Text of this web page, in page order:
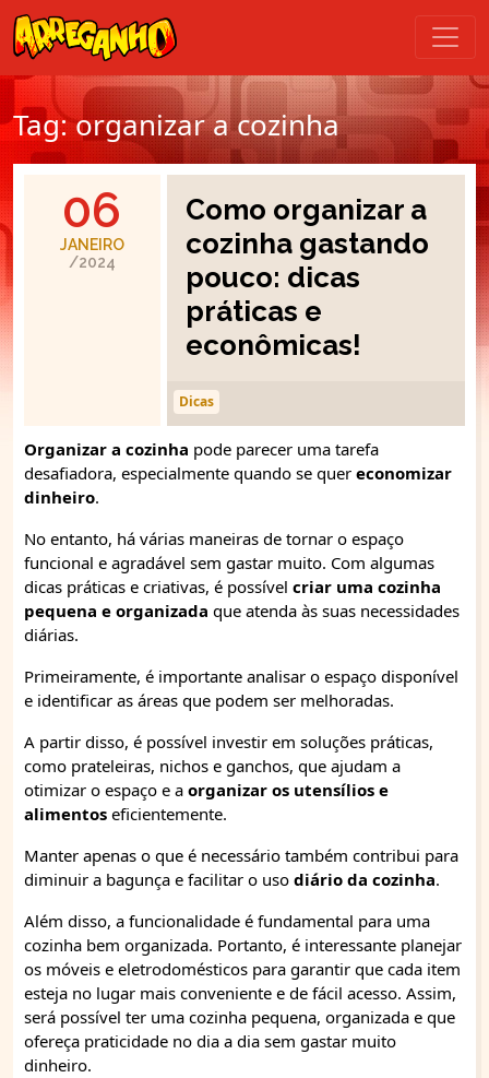
Tag:organizar a cozinha
06
JANEIRO
/2024
Como organizar a
cozinha gastando
pouco: dicas
práticas e
econômicas!
Dicas
Organizar a cozinha pode parecer uma tarefa
desafiadora, especialmente quando se quer economizar
dinheiro.
No entanto, há várias maneiras de tornar o espaço
funcional e agradável sem gastar muito. Com algumas
dicas práticas e criativas, é possível criar uma cozinha
pequena e organizada que atenda às suas necessidades
diárias.
Primeiramente, é importante analisar o espaço disponível
e identificar as áreas que podem ser melhoradas.
A partir disso, é possível investir em soluções práticas,
como prateleiras, nichos e ganchos, que ajudam a
otimizar o espaço e a organizar os utensílios e
alimentos eficientemente.
Manter apenas o que é necessário também contribui para
diminuir a bagunça e facilitar o uso diário da cozinha.
Além disso, a funcionalidade é fundamental para uma
cozinha bem organizada. Portanto, é interessante planejar
os móveis e eletrodomésticos para garantir que cada item
esteja no lugar mais conveniente e de fácil acesso. Assim,
será possível ter uma cozinha pequena, organizada e que
ofereça praticidade no dia a dia sem gastar muito
dinheiro.